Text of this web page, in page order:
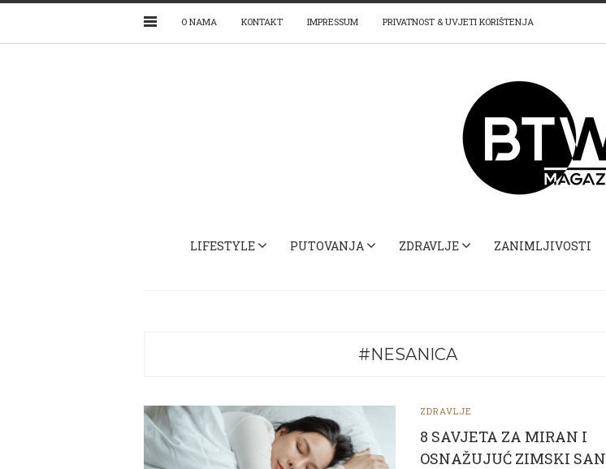
O NAMA KONTAKT IMPRESSUM PRIVATNOST & UVJETI KORIŠTENJA
LIFESTYLE PUTOVANJA ZDRAVLJE ZANIMLJIVOSTI
#NESANICA
ZDRAVLJE
8 SAVJETA ZA MIRAN I
OSNAŽUJUĆ ZIMSKI SAN